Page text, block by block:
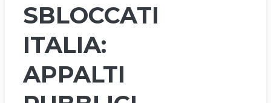
SBLOCCATI
ITALIA:
APPALTI